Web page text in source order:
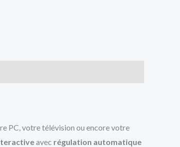
PC, votre télévision ou encore votre
avec régulation automatique